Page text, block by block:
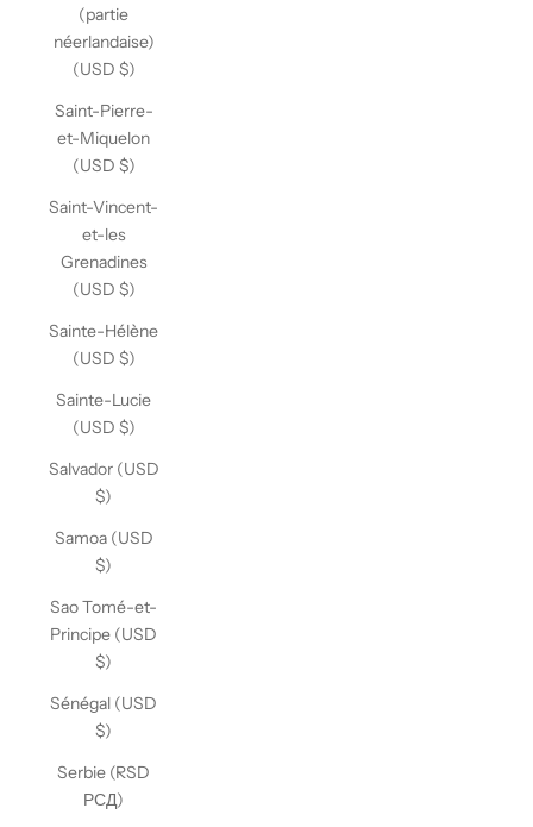
(partie
néerlandaise)
(USD $)
Saint-Pierre-
et-Miquelon
(USD $)
Saint-Vincent-
et-les
Grenadines
(USD $)
Sainte-Hélène
(USD $)
Sainte-Lucie
(USD $)
Salvador (USD
$)
Samoa (USD
$)
Sao Tomé-et-
Principe (USD
$)
Sénégal (USD
$)
Serbie (RSD
РСД)